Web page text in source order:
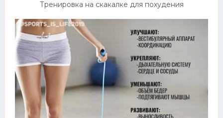
Тренировка на скакалке для похудения